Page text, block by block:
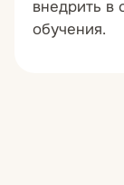
внедрить в
обучения.